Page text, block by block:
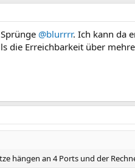
@blurrrr. Ich kann da
die Erreichbarkeit über
hängen an 4 Ports und der